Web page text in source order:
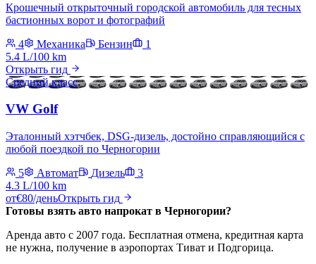
Крошечный открыточный городской автомобиль для тесных
бастионных ворот и фотографий
4
Механика Бензин
1
5.4 L/100 km
Открыть гид
Средний класс
VW Golf
Эталонный хэтчбек, DSG-дизель, достойно справляющийся с
любой поездкой по Черногории
5
Автомат Дизель
3
4.3 L/100 km
от€80/деньОткрыть гид
Готовы взять авто напрокат в Черногории?
Аренда авто с 2007 года. Бесплатная отмена, кредитная карта
не нужна, получение в аэропортах Тиват и Подгорица.